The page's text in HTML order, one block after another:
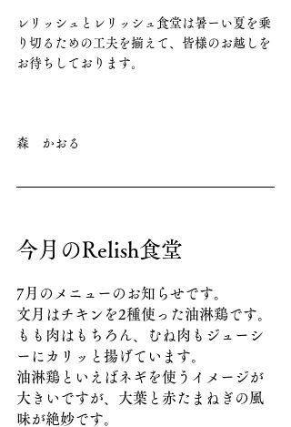
レリッシュとレリッシュ食堂は暑ーい夏を乗
り切るための工夫を揃えて、皆様のお越しを
お待ちしております。
森　かおる
今月のRelish食堂
7月のメニューのお知らせです。
文月はチキンを2種使った油淋鶏です。
もも肉はもちろん、むね肉もジューシ
ーにカリッと揚げています。
油淋鶏といえばネギを使うイメージが
大きいですが、大葉と赤たまねぎの風
味が絶妙です。